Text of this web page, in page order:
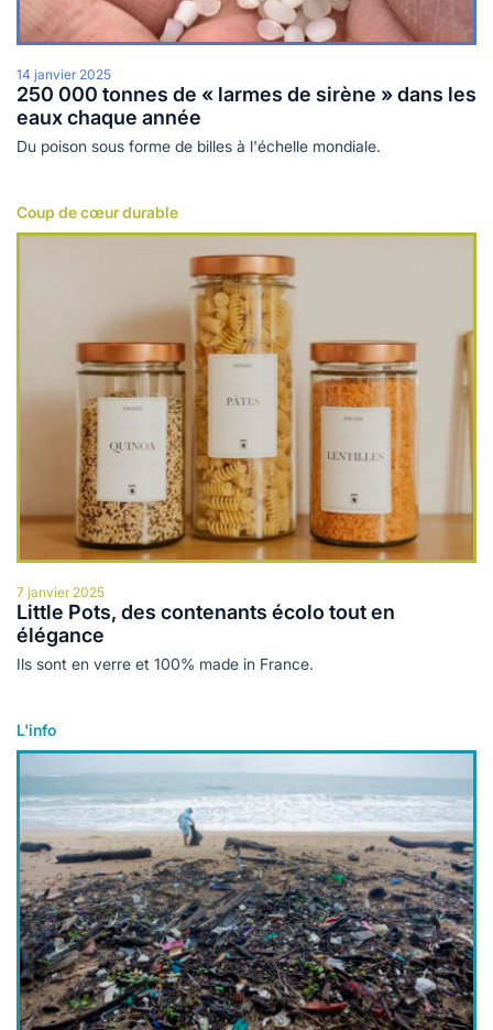
14 janvier 2025
250 000 tonnes de « larmes de sirène » dans les
eaux chaque année
Du poison sous forme de billes à l'échelle mondiale.
Coup de cœur durable
7 janvier 2025
Little Pots, des contenants écolo tout en
élégance
Ils sont en verre et 100% made in France.
Lire plus
L'info
Lire plus